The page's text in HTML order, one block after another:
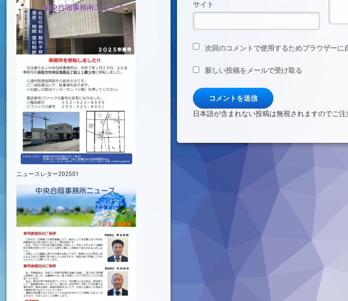
サイト
次回のコメントで使用するためブラウザーに
新しい投稿をメールで受け取る
日本語が含まれない投稿は無視されますのでご注
ニュースレター202501